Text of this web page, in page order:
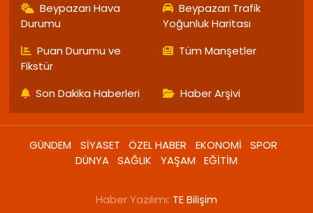
Beypazarı Hava
Durumu
Beypazarı Trafik
Yoğunluk Haritası
Puan Durumu ve
Fikstür
Tüm Manşetler
Son Dakika Haberleri Haber Arşivi
GÜNDEM SİYASET ÖZEL HABER EKONOMİ
SPOR
DÜNYA SAĞLIK YAŞAM EĞİTİM
Haber Yazılımı: TE Bilişim